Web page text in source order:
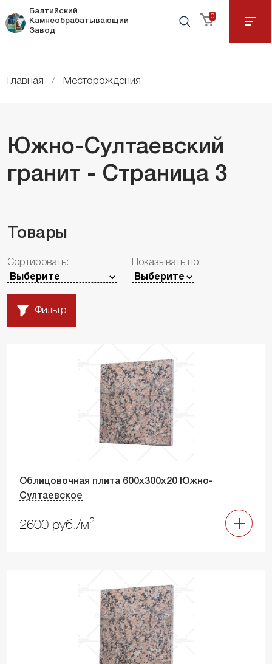
Балтийский
Камнеобрабатывающий
Завод
0
Главная Месторождения
Южно-Султаевский
гранит - Страница 3
Товары
Сортировать: Показывать по:
Фильтр
Облицовочная плита 600х300х20 Южно-
Султаевское
2600 руб./м2